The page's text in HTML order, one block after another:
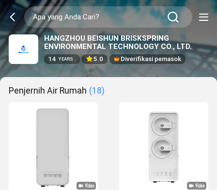
HANGZHOU BEISHUN BRISKSPRING
ENVIRONMENTAL TECHNOLOGY CO., LTD.
14 YEARS 5.0 Diverifikasi pemasok
Penjernih Air Rumah (18)